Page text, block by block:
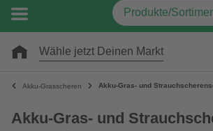
Wähle jetzt Deinen Markt
Akku-Grasscheren Akku-Gras- und
Akku-Gras- und